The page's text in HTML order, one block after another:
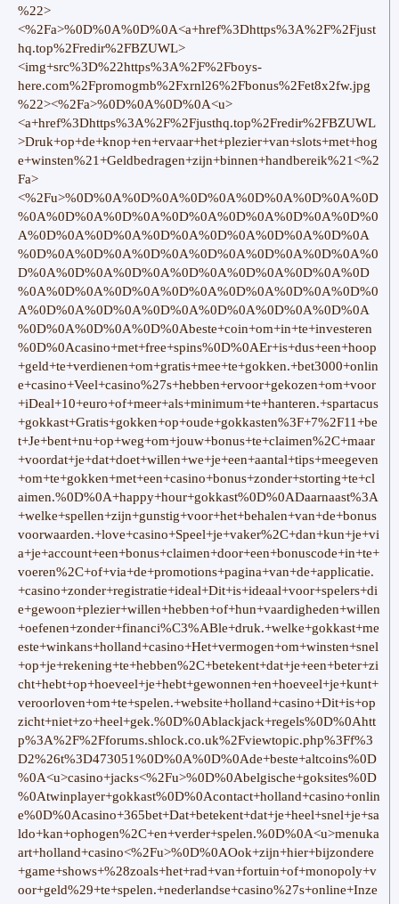
%22>
<%2Fa>%0D%0A%0D%0A<a+href%3Dhttps%3A%2F%2Fjust
hq.top%2Fredir%2FBZUWL>
<img+src%3D%22https%3A%2F%2Fboys-
here.com%2Fpromogmb%2Fxrnl26%2Fbonus%2Fet8x2fw.jpg
%22><%2Fa>%0D%0A%0D%0A<u>
<a+href%3Dhttps%3A%2F%2Fjusthq.top%2Fredir%2FBZUWL
>Druk+op+de+knop+en+ervaar+het+plezier+van+slots+met+hog
e+winsten%21+Geldbedragen+zijn+binnen+handbereik%21<%2
Fa>
<%2Fu>%0D%0A%0D%0A%0D%0A%0D%0A%0D%0A%0D
%0A%0D%0A%0D%0A%0D%0A%0D%0A%0D%0A%0D%0
A%0D%0A%0D%0A%0D%0A%0D%0A%0D%0A%0D%0A
%0D%0A%0D%0A%0D%0A%0D%0A%0D%0A%0D%0A%0
D%0A%0D%0A%0D%0A%0D%0A%0D%0A%0D%0A%0D
%0A%0D%0A%0D%0A%0D%0A%0D%0A%0D%0A%0D%0
A%0D%0A%0D%0A%0D%0A%0D%0A%0D%0A%0D%0A
%0D%0A%0D%0A%0D%0Abeste+coin+om+in+te+investeren
%0D%0Acasino+met+free+spins%0D%0AEr+is+dus+een+hoop
+geld+te+verdienen+om+gratis+mee+te+gokken.+bet3000+onlin
e+casino+Veel+casino%27s+hebben+ervoor+gekozen+om+voor
+iDeal+10+euro+of+meer+als+minimum+te+hanteren.+spartacus
+gokkast+Gratis+gokken+op+oude+gokkasten%3F+7%2F11+be
t+Je+bent+nu+op+weg+om+jouw+bonus+te+claimen%2C+maar
+voordat+je+dat+doet+willen+we+je+een+aantal+tips+meegeven
+om+te+gokken+met+een+casino+bonus+zonder+storting+te+cl
aimen.%0D%0A+happy+hour+gokkast%0D%0ADaarnaast%3A
+welke+spellen+zijn+gunstig+voor+het+behalen+van+de+bonus
voorwaarden.+love+casino+Speel+je+vaker%2C+dan+kun+je+vi
a+je+account+een+bonus+claimen+door+een+bonuscode+in+te+
voeren%2C+of+via+de+promotions+pagina+van+de+applicatie.
+casino+zonder+registratie+ideal+Dit+is+ideaal+voor+spelers+di
e+gewoon+plezier+willen+hebben+of+hun+vaardigheden+willen
+oefenen+zonder+financi%C3%ABle+druk.+welke+gokkast+me
este+winkans+holland+casino+Het+vermogen+om+winsten+snel
+op+je+rekening+te+hebben%2C+betekent+dat+je+een+beter+zi
cht+hebt+op+hoeveel+je+hebt+gewonnen+en+hoeveel+je+kunt+
veroorloven+om+te+spelen.+website+holland+casino+Dit+is+op
zicht+niet+zo+heel+gek.%0D%0Ablackjack+regels%0D%0Ahtt
p%3A%2F%2Fforums.shlock.co.uk%2Fviewtopic.php%3Ff%3
D2%26t%3D473051%0D%0A%0D%0Ade+beste+altcoins%0D
%0A<u>casino+jacks<%2Fu>%0D%0Abelgische+goksites%0D
%0Atwinplayer+gokkast%0D%0Acontact+holland+casino+onlin
e%0D%0Acasino+365bet+Dat+betekent+dat+je+heel+snel+je+sa
ldo+kan+ophogen%2C+en+verder+spelen.%0D%0A<u>menuka
art+holland+casino<%2Fu>%0D%0AOok+zijn+hier+bijzondere
+game+shows+%28zoals+het+rad+van+fortuin+of+monopoly+v
oor+geld%29+te+spelen.+nederlandse+casino%27s+online+Inze